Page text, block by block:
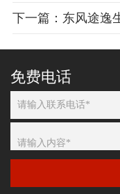
下一篇：东风途逸
免费电话